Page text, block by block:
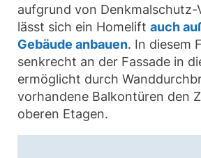
aufgrund von
lässt sich ein Homelift auch
Gebäude anbauen. In diesem
senkrecht an der Fassade in
ermöglicht durch
vorhandene Balkontüren den
oberen Etagen.